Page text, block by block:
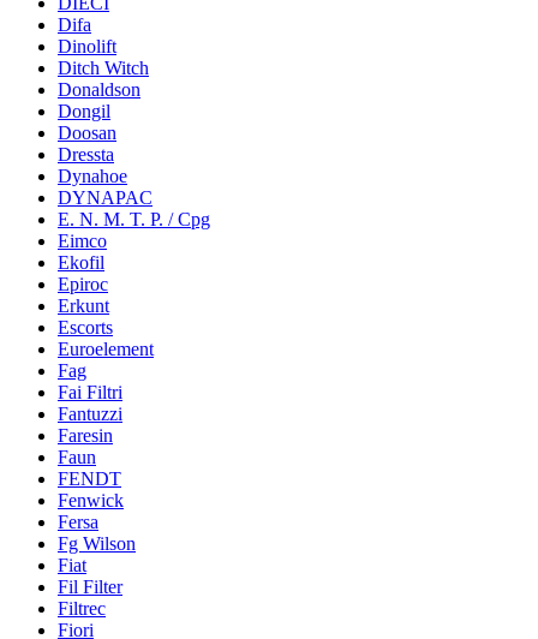
Difa
Dinolift
Ditch Witch
Donaldson
Dongil
Doosan
Dressta
Dynahoe
DYNAPAC
E. N. M. T. P. / Cpg
Eimco
Ekofil
Epiroc
Erkunt
Escorts
Euroelement
Fag
Fai Filtri
Fantuzzi
Faresin
Faun
FENDT
Fenwick
Fersa
Fg Wilson
Fiat
Fil Filter
Filtrec
Fiori